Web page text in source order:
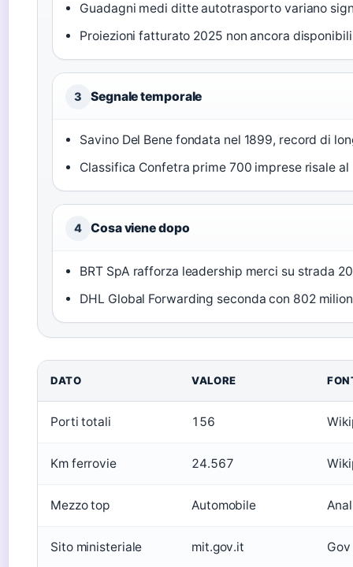
Guadagni medi ditte autotrasporto variano
Proiezioni fatturato 2025 non ancora disponibili
3 Segnale temporale
Savino Del Bene fondata nel 1899, record di
Classifica Confetra prime 700 imprese risale al
4 Cosa viene dopo
BRT SpA rafforza leadership merci su strada
DHL Global Forwarding seconda con 802
DATO VALORE
Porti totali 156
Km ferrovie 24.567
Mezzo top Automobile
Sito ministeriale mit.gov.it Gov